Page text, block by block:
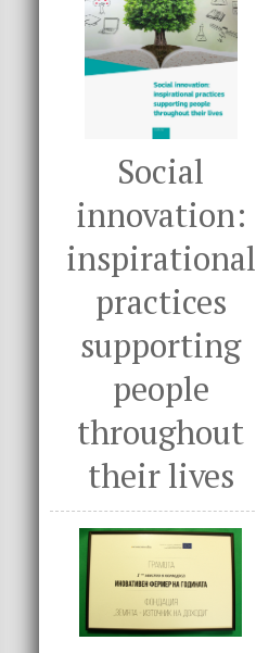
Social
innovation:
inspirational
practices
supporting
people
throughout
their lives